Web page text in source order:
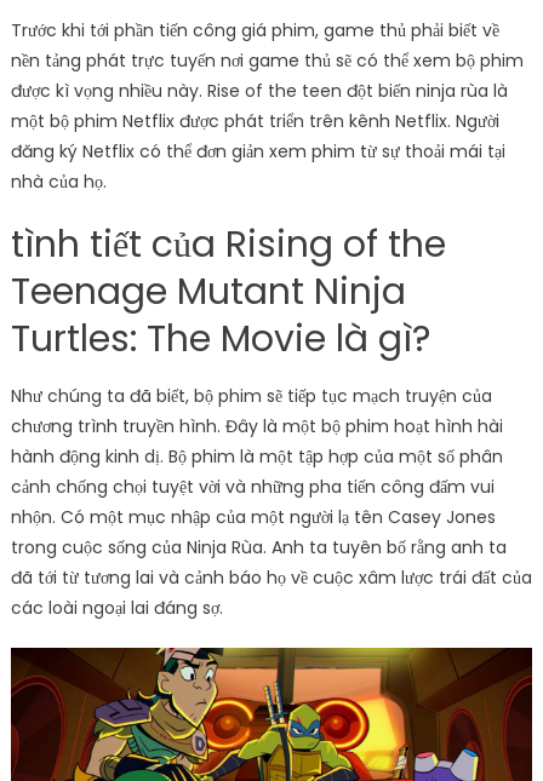
Trước khi tới phần tiến công giá phim, game thủ phải biết về
nền tảng phát trực tuyến nơi game thủ sẽ có thể xem bộ phim
được kì vọng nhiều này. Rise of the teen đột biến ninja rùa là
một bộ phim Netflix được phát triển trên kênh Netflix. Người
đăng ký Netflix có thể đơn giản xem phim từ sự thoải mái tại
nhà của họ.
tình tiết của Rising of the
Teenage Mutant Ninja
Turtles: The Movie là gì?
Như chúng ta đã biết, bộ phim sẽ tiếp tục mạch truyện của
chương trình truyền hình. Đây là một bộ phim hoạt hình hài
hành động kinh dị. Bộ phim là một tập hợp của một số phân
cảnh chống chọi tuyệt vời và những pha tiến công đấm vui
nhộn. Có một mục nhập của một người lạ tên Casey Jones
trong cuộc sống của Ninja Rùa. Anh ta tuyên bố rằng anh ta
đã tới từ tương lai và cảnh báo họ về cuộc xâm lược trái đất của
các loài ngoại lai đáng sợ.